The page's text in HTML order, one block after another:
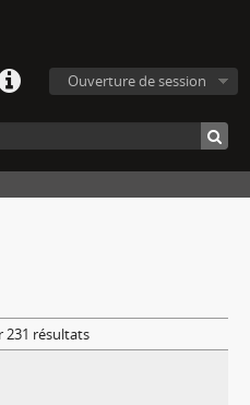
Ouverture de session
231 résultats